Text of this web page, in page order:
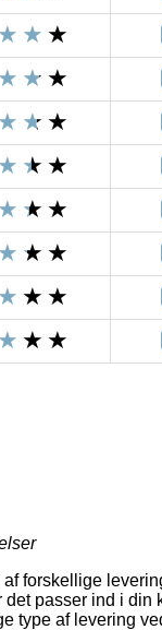
forskellige
passer ind i
type af levering